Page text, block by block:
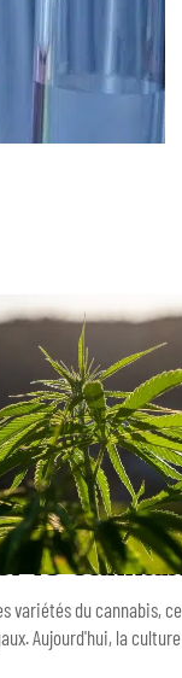
le
variétés du cannabis,
Aujourd'hui, la